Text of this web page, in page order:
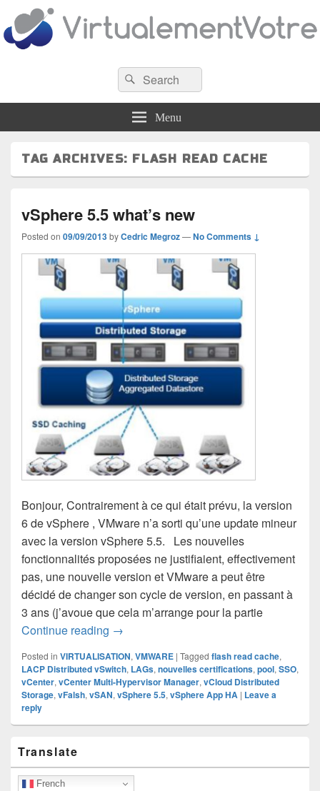
VirtualementVotre
Blog francophone sur la virtualisation
Search
for:
Search
Menu
TAG ARCHIVES: FLASH READ CACHE
vSphere 5.5 what’s new
Posted on 09/09/2013byCedric Megroz—No Comments ↓
Bonjour, Contrairement à ce qui était prévu, la version
6 de vSphere , VMware n’a sorti qu’une update mineur
avec la version vSphere 5.5. Les nouvelles
fonctionnalités proposées ne justifiaient, effectivement
pas, une nouvelle version et VMware a peut être
décidé de changer son cycle de version, en passant à
3 ans (j’avoue que cela m’arrange pour la partie
Continue reading vSphere 5.5 what’s new
→
Posted in VIRTUALISATION, VMWARE | Tagged flash read cache,
LACP Distributed vSwitch, LAGs, nouvelles certifications, pool, SSO,
vCenter, vCen­ter Multi-Hypervisor Man­ager, vCloud Distributed
Storage, vFalsh, vSAN, vSphere 5.5, vSphere App HA | Leave a
reply
Sidebar
Widget
Area
Translate
French